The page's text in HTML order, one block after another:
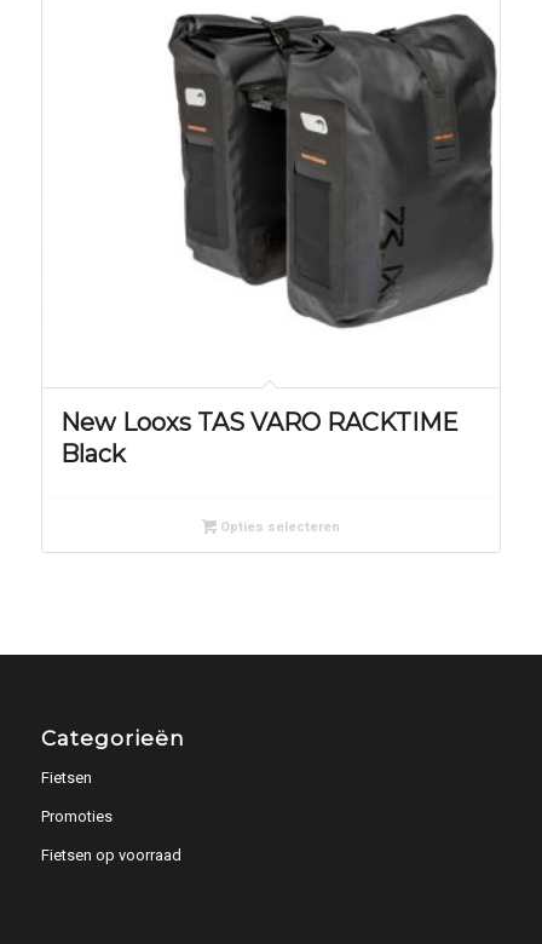
New Looxs TAS VARO RACKTIME
Black
Opties selecteren
Categorieën
Fietsen
Promoties
Fietsen op voorraad